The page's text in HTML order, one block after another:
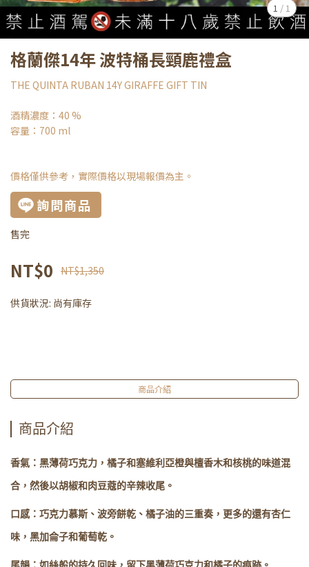
1 / 1
格蘭傑14年 波特桶長頸鹿禮盒
THE QUINTA RUBAN 14Y GIRAFFE GIFT TIN
酒精濃度：40 %
容量：700 ml
價格僅供參考，實際價格以現場報價為主。
詢問商品
售完
NT$0 NT$1,350
供貨狀況: 尚有庫存
商品介紹
商品介紹
香氣：黑薄荷巧克力，橘子和塞維利亞橙與檀香木和核桃的味道混
合，然後以胡椒和肉豆蔻的辛辣收尾。
口感：巧克力慕斯、波旁餅乾、橘子油的三重奏，更多的還有杏仁
味，黑加侖子和葡萄乾。